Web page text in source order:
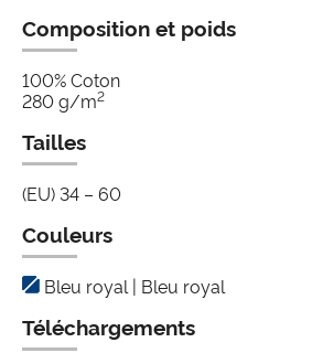
Composition et poids
100% Coton
280 g/m2
Tailles
(EU) 34 – 60
Couleurs
Bleu royal | Bleu royal
Téléchargements